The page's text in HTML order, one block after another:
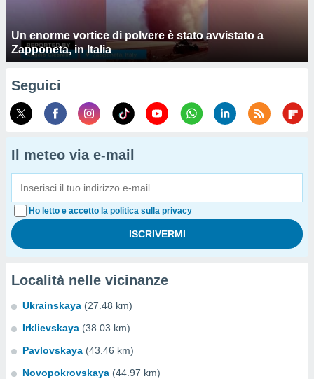
Un enorme vortice di polvere è stato avvistato a
Zapponeta, in Italia
Seguici
Il meteo via e-mail
Ho letto e accetto la politica sulla privacy
Località nelle vicinanze
Ukrainskaya (27.48 km)
Irklievskaya (38.03 km)
Pavlovskaya (43.46 km)
Novopokrovskaya (44.97 km)